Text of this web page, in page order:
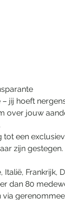
jij hoeft
over jouw
tot een
zijn gestegen.
Frankrijk,
dan 80
via